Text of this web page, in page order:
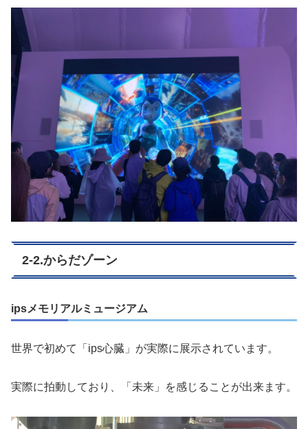
2-2.からだゾーン
ipsメモリアルミュージアム
世界で初めて「ips心臓」が実際に展示されています。
実際に拍動しており、「未来」を感じることが出来ます。